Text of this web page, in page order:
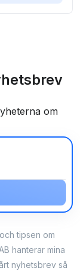
om
tipsen om
hanterar mina
nyhetsbrev så